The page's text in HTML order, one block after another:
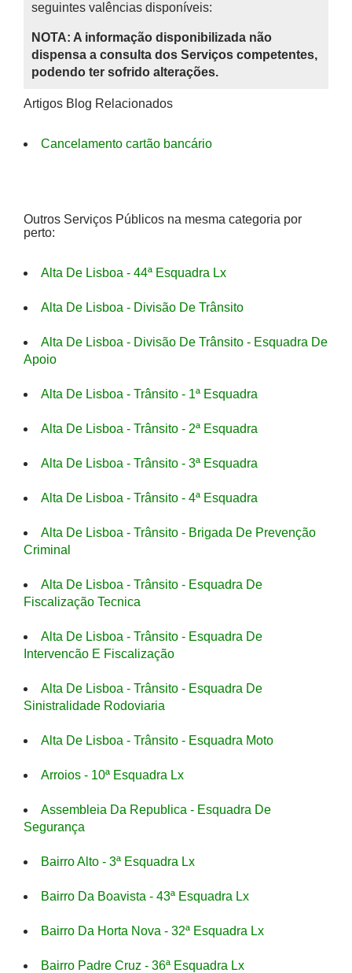
seguintes valências disponíveis:
NOTA: A informação disponibilizada não
dispensa a consulta dos Serviços competentes,
podendo ter sofrido alterações.
Artigos Blog Relacionados
Cancelamento cartão bancário
Outros Serviços Públicos na mesma categoria por
perto:
Alta De Lisboa - 44ª Esquadra Lx
Alta De Lisboa - Divisão De Trânsito
Alta De Lisboa - Divisão De Trânsito - Esquadra De
Apoio
Alta De Lisboa - Trânsito - 1ª Esquadra
Alta De Lisboa - Trânsito - 2ª Esquadra
Alta De Lisboa - Trânsito - 3ª Esquadra
Alta De Lisboa - Trânsito - 4ª Esquadra
Alta De Lisboa - Trânsito - Brigada De Prevenção
Criminal
Alta De Lisboa - Trânsito - Esquadra De
Fiscalização Tecnica
Alta De Lisboa - Trânsito - Esquadra De
Intervencão E Fiscalização
Alta De Lisboa - Trânsito - Esquadra De
Sinistralidade Rodoviaria
Alta De Lisboa - Trânsito - Esquadra Moto
Arroios - 10ª Esquadra Lx
Assembleia Da Republica - Esquadra De
Segurança
Bairro Alto - 3ª Esquadra Lx
Bairro Da Boavista - 43ª Esquadra Lx
Bairro Da Horta Nova - 32ª Esquadra Lx
Bairro Padre Cruz - 36ª Esquadra Lx